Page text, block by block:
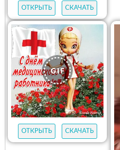
ОТКРЫТЬ СКАЧАТЬ
ОТКРЫТЬ СКАЧАТЬ